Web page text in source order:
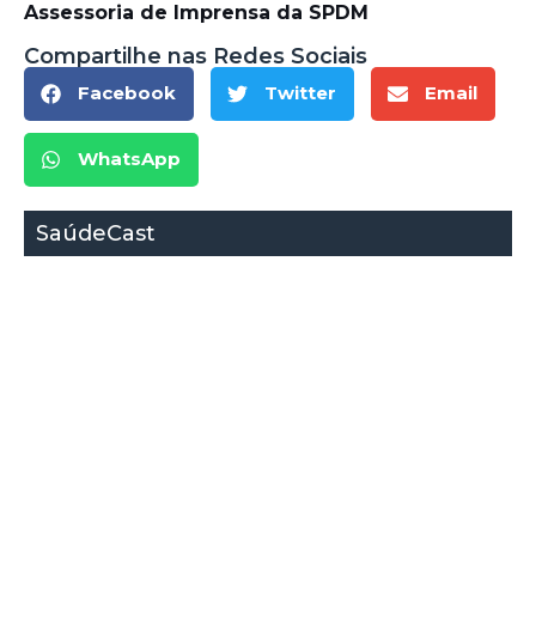
Assessoria de Imprensa da SPDM
Compartilhe nas Redes Sociais
Facebook Twitter Email
WhatsApp
SaúdeCast